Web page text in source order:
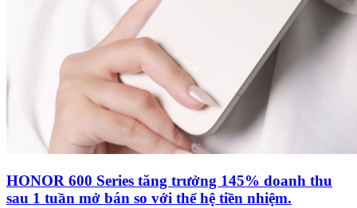
HONOR 600 Series tăng trưởng 145% doanh thu
sau 1 tuần mở bán so với thế hệ tiền nhiệm.